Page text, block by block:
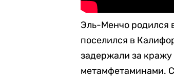
Эль-Менчо родился
поселился в
задержали за
метамфетаминами.